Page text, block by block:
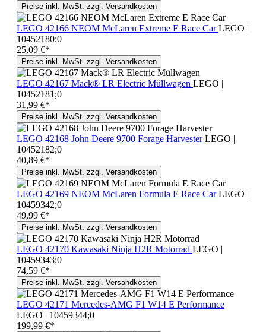
Preise inkl. MwSt. zzgl. Versandkosten
LEGO 42166 NEOM McLaren Extreme E Race CarLEGO |
10452180;0
25,09 €*
Preise inkl. MwSt. zzgl. Versandkosten
LEGO 42167 Mack® LR Electric Müllwagen LEGO |
10452181;0
31,99 €*
Preise inkl. MwSt. zzgl. Versandkosten
LEGO 42168 John Deere 9700 Forage HarvesterLEGO |
10452182;0
40,89 €*
Preise inkl. MwSt. zzgl. Versandkosten
LEGO 42169 NEOM McLaren Formula E Race CarLEGO |
10459342;0
49,99 €*
Preise inkl. MwSt. zzgl. Versandkosten
LEGO 42170 Kawasaki Ninja H2R Motorrad LEGO |
10459343;0
74,59 €*
Preise inkl. MwSt. zzgl. Versandkosten
LEGO 42171 Mercedes-AMG F1 W14 E Performance
LEGO | 10459344;0
199,99 €*